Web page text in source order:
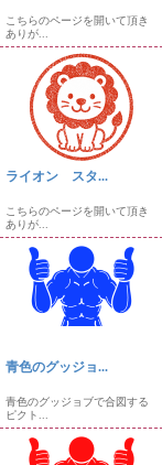
こちらのページを開いて頂き
ありが...
ライオン スタ...
こちらのページを開いて頂き
ありが...
青色のグッジョ...
青色のグッジョブで合図する
ピクト...